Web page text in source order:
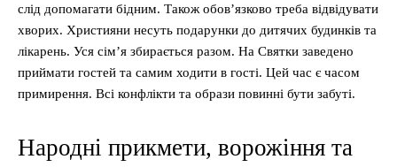
слід допомагати бідним. Також обов’язково треба відвідувати
хворих. Християни несуть подарунки до дитячих будинків та
лікарень. Уся сім’я збирається разом. На Святки заведено
приймати гостей та самим ходити в гості. Цей час є часом
примирення. Всі конфлікти та образи повинні бути забуті.
Народні прикмети, ворожіння та